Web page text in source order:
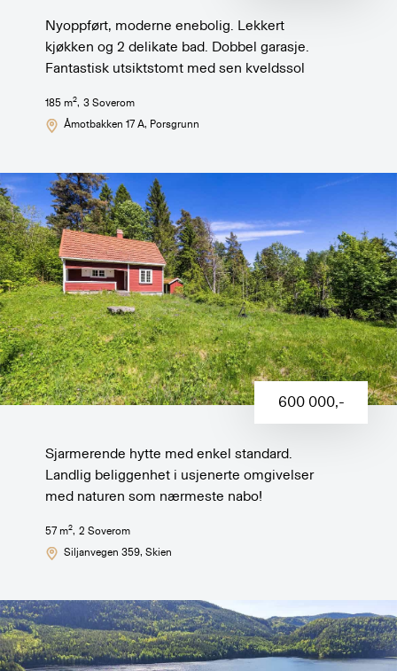
Nyoppført, moderne enebolig. Lekkert
kjøkken og 2 delikate bad. Dobbel garasje.
Fantastisk utsiktstomt med sen kveldssol
185 m2, 3Soverom
Åmotbakken 17 A, Porsgrunn
600 000,-
Sjarmerende hytte med enkel standard.
Landlig beliggenhet i usjenerte omgivelser
med naturen som nærmeste nabo!
57 m2, 2 Soverom
Siljanvegen 359, Skien